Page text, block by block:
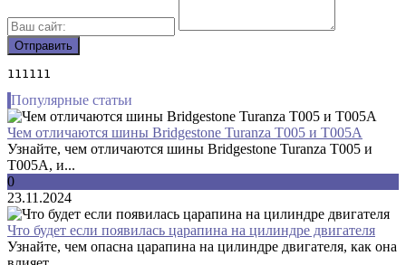
111111
Популярные статьи
Чем отличаются шины Bridgestone Turanza T005 и T005A
Узнайте, чем отличаются шины Bridgestone Turanza T005 и
T005A, и...
0
23.11.2024
Что будет если появилась царапина на цилиндре двигателя
Узнайте, чем опасна царапина на цилиндре двигателя, как она